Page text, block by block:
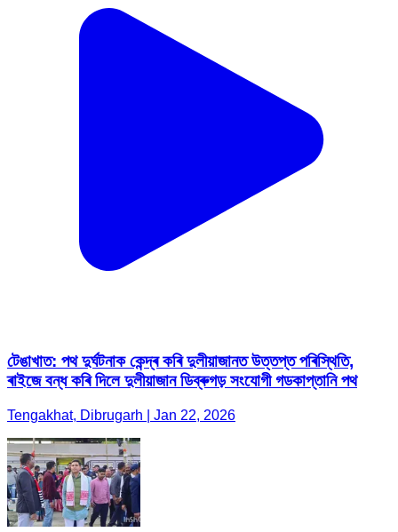
টেঙাখাত: পথ দুৰ্ঘটনাক কেন্দ্ৰ কৰি দুলীয়াজানত উত্তপ্ত পৰিস্থিতি,
ৰাইজে বন্ধ কৰি দিলে দুলীয়াজান ডিব্ৰুগড় সংযোগী গডকাপ্তানি পথ
Tengakhat, Dibrugarh | Jan 22, 2026